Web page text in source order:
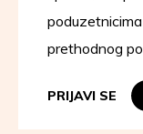
prethodnog
PRIJAVI SE